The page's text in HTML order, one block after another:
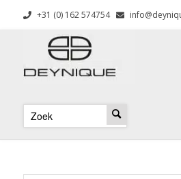
+31 (0) 162 574754